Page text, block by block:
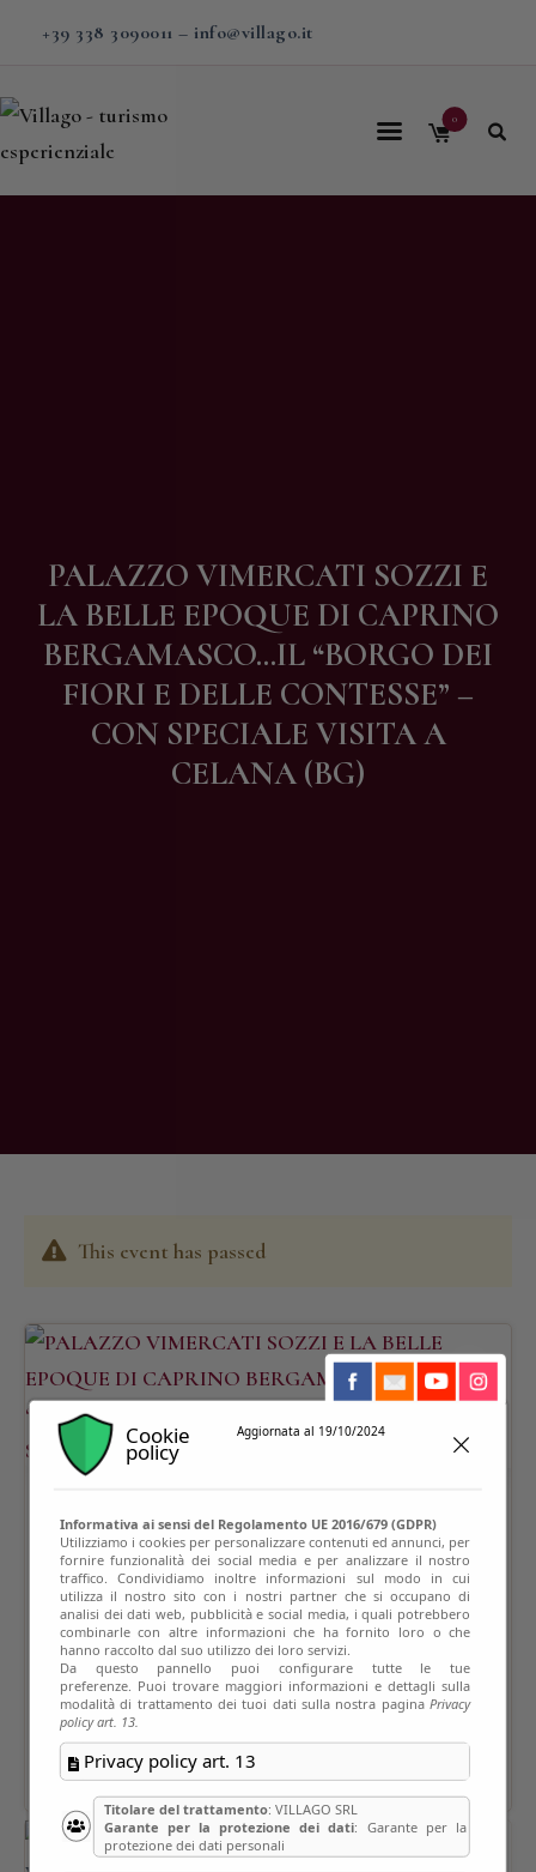
+39 338 3090011 – info@villago.it
0
PALAZZO VIMERCATI SOZZI E
LA BELLE EPOQUE DI CAPRINO
BERGAMASCO…IL “BORGO DEI
FIORI E DELLE CONTESSE” –
CON SPECIALE VISITA A
CELANA (BG)
Home
Contatti
This event has passed
Cookie
policy
Aggiornata al 19/10/2024
Informativa ai sensi del Regolamento UE 2016/679 (GDPR)
Utilizziamo i cookies per personalizzare contenuti ed annunci, per
fornire funzionalità dei social media e per analizzare il nostro
traffico. Condividiamo inoltre informazioni sul modo in cui
utilizza il nostro sito con i nostri partner che si occupano di
analisi dei dati web, pubblicità e social media, i quali potrebbero
combinarle con altre informazioni che ha fornito loro o che
hanno raccolto dal suo utilizzo dei loro servizi.
Da questo pannello puoi configurare tutte le tue
preferenze. Puoi trovare maggiori informazioni e dettagli sulla
modalità di trattamento dei tuoi dati sulla nostra paginaPrivacy
policy art. 13.
Privacy policy art. 13
Titolare del trattamento: VILLAGO SRL
Garante per la protezione dei dati: Garante per la
protezione dei dati personali